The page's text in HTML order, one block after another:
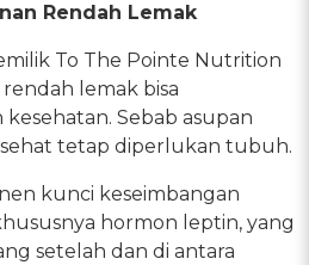
Rendah Lemak
To The Pointe Nutrition
lemak bisa
Sebab asupan
tetap diperlukan tubuh.
kunci keseimbangan
hormon leptin, yang
setelah dan di antara